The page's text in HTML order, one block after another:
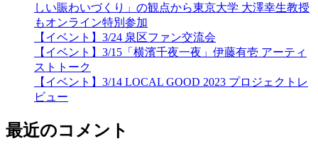
しい賑わいづくり」の観点から東京大学 大澤幸生教授
もオンライン特別参加
【イベント】3/24 泉区ファン交流会
【イベント】3/15「横濱千夜一夜」伊藤有壱 アーティ
ストトーク
【イベント】3/14 LOCAL GOOD 2023 プロジェクトレ
ビュー
最近のコメント